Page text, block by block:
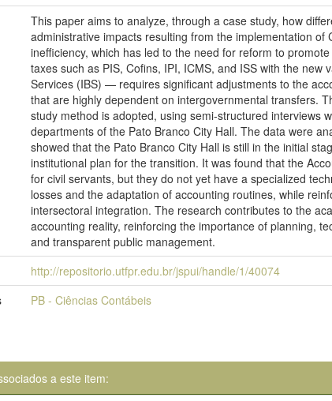
This paper aims to analyze, through a case study, how
administrative impacts resulting from the implementation
inefficiency, which has led to the need for reform to
taxes such as PIS, Cofins, IPI, ICMS, and ISS with the
Services (IBS) — requires significant adjustments to the
that are highly dependent on intergovernmental transfers.
study method is adopted, using semi-structured interviews
departments of the Pato Branco City Hall. The data were
showed that the Pato Branco City Hall is still in the initial
institutional plan for the transition. It was found that the
for civil servants, but they do not yet have a specialized
losses and the adaptation of accounting routines, while
intersectoral integration. The research contributes to the
accounting reality, reinforcing the importance of planning,
and transparent public management.
http://repositorio.utfpr.edu.br/jspui/handle/1/40074
PB - Ciências Contábeis
a este item: